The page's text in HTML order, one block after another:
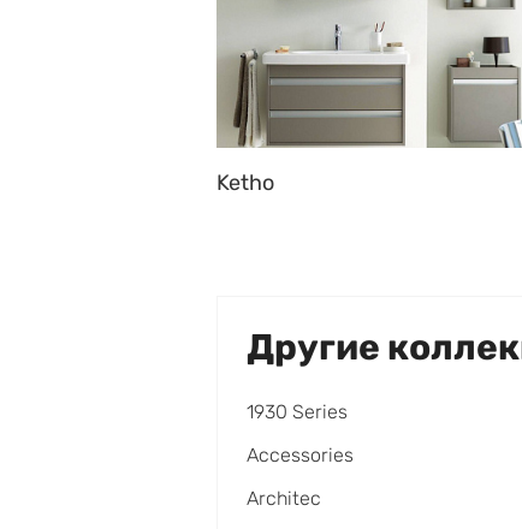
Ketho
Другие
1930 Series
Accessories
Architec